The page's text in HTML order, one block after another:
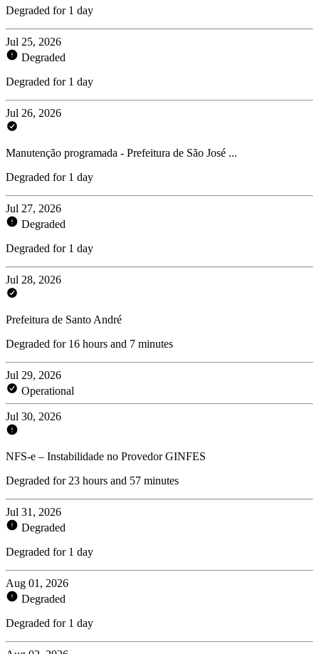
Degraded for 1 day
Jul 25, 2026
Degraded
Degraded for 1 day
Jul 26, 2026
Manutenção programada - Prefeitura de São José ...
Degraded for 1 day
Jul 27, 2026
Degraded
Degraded for 1 day
Jul 28, 2026
Prefeitura de Santo André
Degraded for 16 hours and 7 minutes
Jul 29, 2026
Operational
Jul 30, 2026
NFS-e – Instabilidade no Provedor GINFES
Degraded for 23 hours and 57 minutes
Jul 31, 2026
Degraded
Degraded for 1 day
Aug 01, 2026
Degraded
Degraded for 1 day